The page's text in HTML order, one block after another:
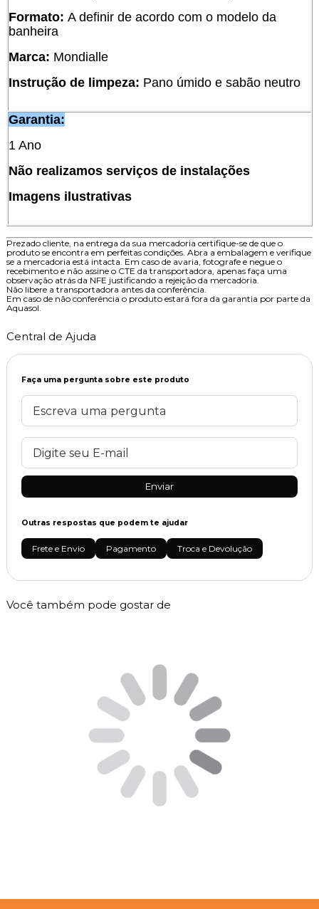
Formato: A definir de acordo com o modelo da
banheira
Marca: Mondialle
Instrução de limpeza: Pano úmido e sabão neutro
Garantia:
1 Ano
Não realizamos serviços de instalações
Imagens ilustrativas
Prezado cliente, na entrega da sua mercadoria certifique-se de que o
produto se encontra em perfeitas condições. Abra a embalagem e verifique
se a mercadoria está intacta. Em caso de avaria, fotografe e negue o
recebimento e não assine o CTE da transportadora, apenas faça uma
observação atrás da NFE justificando a rejeição da mercadoria.
Não libere a transportadora antes da conferência.
Em caso de não conferência o produto estará fora da garantia por parte da
Aquasol.
Central de Ajuda
Faça uma pergunta sobre este produto
Enviar
Outras respostas que podem te ajudar
Frete e Envio Pagamento Troca e Devolução
Você também pode gostar de